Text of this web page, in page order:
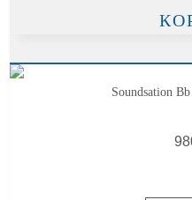
Soundsation